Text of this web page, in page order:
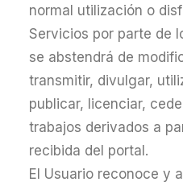
normal utilización o
Servicios por parte de
se abstendrá de
transmitir, divulgar,
publicar, licenciar,
trabajos derivados a
recibida del portal.
El Usuario reconoce y